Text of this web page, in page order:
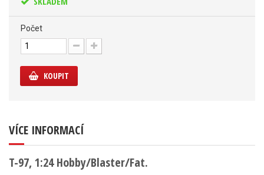
Počet
KOUPIT
VÍCE INFORMACÍ
T-97, 1:24 Hobby/Blaster/Fat.